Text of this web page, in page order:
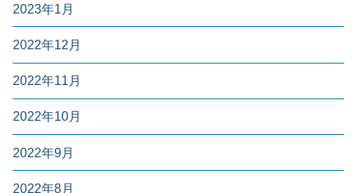
2023年1月
2022年12月
2022年11月
2022年10月
2022年9月
2022年8月